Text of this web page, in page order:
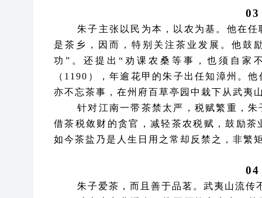
03
朱子主张以民为本，以农为基。他在
是茶乡，因而，特别关注茶业发展。他鼓
功”。还提出“劝课农桑等事，也须自家
（1190），年逾花甲的朱子出任知漳州。
亦不忘茶事，在州府百草亭园中栽下从武夷
针对江南一带茶禁太严，税赋繁重，
借茶税敛财的贪官，减轻茶农税赋，鼓励
如今茶盐乃是人生日用之常却反禁之，非繁
04
朱子爱茶，而且善于品茗。武夷山流